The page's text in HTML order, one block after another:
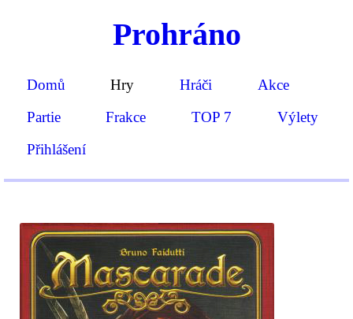
Prohráno
Domů Hry Hráči
Akce
Partie
Frakce TOP 7
Výlety
Přihlášení